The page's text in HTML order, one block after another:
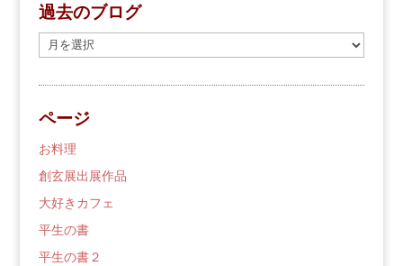
過去のブログ
去
の
ロ
グ
ページ
お料理
創玄展出展作品
大好きカフェ
平生の書
平生の書２